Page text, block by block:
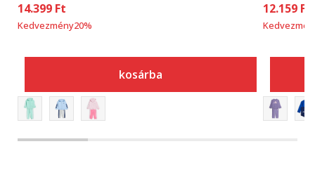
14.399 Ft
Kedvezmény20%
kosárba
12.159 Ft